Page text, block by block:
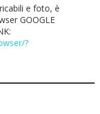
e foto, è
GOOGLE
?